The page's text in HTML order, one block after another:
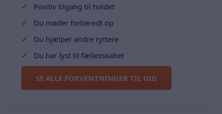
Positiv tilgang til holdet
Du møder forberedt op
Du hjælper andre ryttere
Du har lyst til fællesskabet
SE ALLE FORVENTNINGER TIL DIG